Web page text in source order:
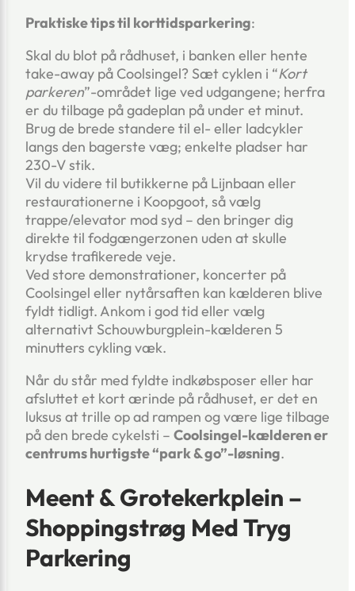
Praktiske tips til korttidsparkering:
Skal du blot på rådhuset, i banken eller hente
take-away på Coolsingel? Sæt cyklen i “Kort
parkeren”-området lige ved udgangene; herfra
er du tilbage på gadeplan på under et minut.
Brug de brede standere til el- eller ladcykler
langs den bagerste væg; enkelte pladser har
230-V stik.
Vil du videre til butikkerne på Lijnbaan eller
restaurationerne i Koopgoot, så vælg
trappe/elevator mod syd – den bringer dig
direkte til fodgængerzonen uden at skulle
krydse trafikerede veje.
Ved store demonstrationer, koncerter på
Coolsingel eller nytårsaften kan kælderen blive
fyldt tidligt. Ankom i god tid eller vælg
alternativt Schouwburgplein-kælderen 5
minutters cykling væk.
Når du står med fyldte indkøbsposer eller har
afsluttet et kort ærinde på rådhuset, er det en
luksus at trille op ad rampen og være lige tilbage
på den brede cykelsti – Coolsingel-kælderen er
centrums hurtigste “park & go”-løsning.
Meent & Grotekerkplein –
Shoppingstrøg Med Tryg
Parkering